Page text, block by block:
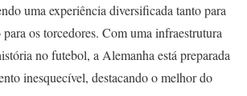
uma experiência diversificada tanto para
os torcedores. Com uma infraestrutura
no futebol, a Alemanha está preparada
inesquecível, destacando o melhor do